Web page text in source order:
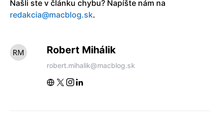
Našli ste v článku chybu? Napíšte nám na
redakcia@macblog.sk.
Robert Mihálik
robert.mihalik@macblog.sk